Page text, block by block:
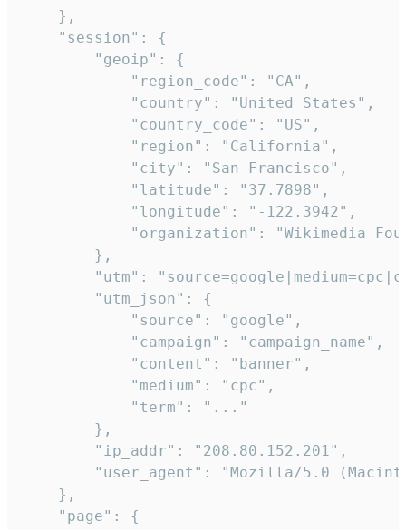
    },
    "session": {
        "geoip": {
            "region_code": "CA",
            "country": "United States",
            "country_code": "US",
            "region": "California",
            "city": "San Francisco",
            "latitude": "37.7898",
            "longitude": "-122.3942",
"organization": "Wikimedia
        },
"utm":
        "utm_json": {
            "source": "google",
            "campaign": "campaign_name",
            "content": "banner",
            "medium": "cpc",
            "term": "..."
        },
        "ip_addr": "208.80.152.201",
"user_agent": "Mozilla/5.0
    },
    "page": {